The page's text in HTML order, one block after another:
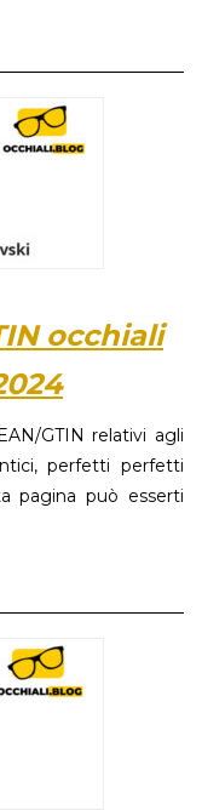
occhiali
GTIN relativi agli
perfetti perfetti
pagina può esserti